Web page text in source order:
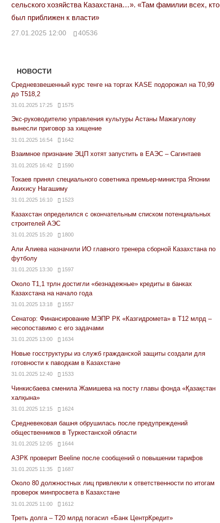
сельского хозяйства Казахстана…». «Там фамилии всех, кто
был приближен к власти»
27.01.2025 12:00 40536
НОВОСТИ
Средневзвешенный курс тенге на торгах KASE подорожал на Т0,99
до Т518,2
31.01.2025 17:25 1575
Экс-руководителю управления культуры Астаны Мажагулову
вынесли приговор за хищение
31.01.2025 16:54 1642
Взаимное признание ЭЦП хотят запустить в ЕАЭС – Сагинтаев
31.01.2025 16:42 1590
Токаев принял специального советника премьер-министра Японии
Акихису Нагашиму
31.01.2025 16:10 1523
Казахстан определился с окончательным списком потенциальных
строителей АЭС
31.01.2025 15:20 1800
Али Алиева назначили ИО главного тренера сборной Казахстана по
футболу
31.01.2025 13:30 1597
Около Т1,1 трлн достигли «безнадежные» кредиты в банках
Казахстана на начало года
31.01.2025 13:18 1557
Сенатор: Финансирование МЭПР РК «Казгидромета» в Т12 млрд –
несопоставимо с его задачами
31.01.2025 13:00 1634
Новые госструктуры из служб гражданской защиты создали для
готовности к паводкам в Казахстане
31.01.2025 12:40 1533
Чинкисбаева сменила Жамишева на посту главы фонда «Қазақстан
халқына»
31.01.2025 12:15 1624
Средневековая башня обрушилась после предупреждений
общественников в Туркестанской области
31.01.2025 12:05 1644
АЗРК проверит Beeline после сообщений о повышении тарифов
31.01.2025 11:35 1687
Около 80 должностных лиц привлекли к ответственности по итогам
проверок минпросвета в Казахстане
31.01.2025 11:00 1612
Треть долга – Т20 млрд погасил «Банк ЦентрКредит»